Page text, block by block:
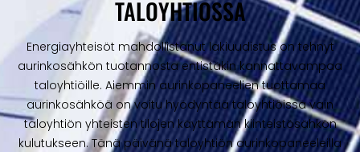
TALOYHTIÖSSÄ
Energiayhteisöt mahdollistanut lakiuudistus on tehnyt
aurinkosähkön tuotannosta entistäkin kannattavampaa
taloyhtiöille. Aiemmin aurinkopaneelien tuottamaa
aurinkosähköä on voitu hyödyntää taloyhtiöissä vain
taloyhtiön yhteisten tilojen käyttämän kiinteistösähkön
kulutukseen. Tänä päivänä taloyhtiön aurinkopaneeleilla